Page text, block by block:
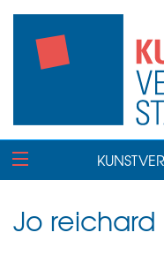
Jo reichard